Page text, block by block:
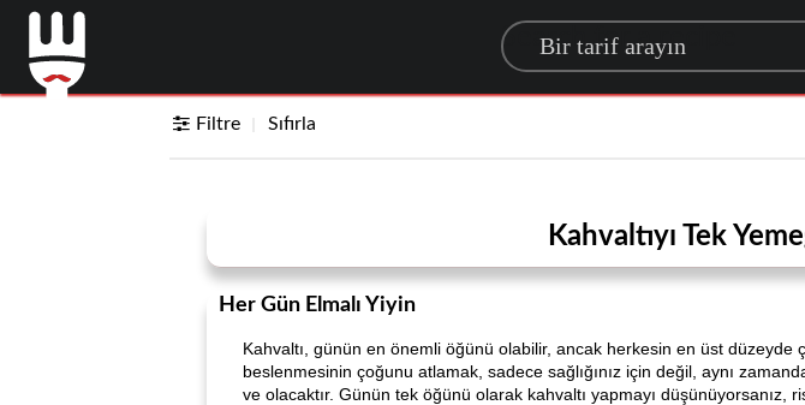
Search for a recipe
Filtre Sıfırla
Kahvaltıyı Tek
Her Gün Elmalı Yiyin
Kahvaltı, günün en önemli öğünü olabilir, ancak herkesin en üst
beslenmesinin çoğunu atlamak, sadece sağlığınız için değil, aynı
ve olacaktır. Günün tek öğünü olarak kahvaltı yapmayı